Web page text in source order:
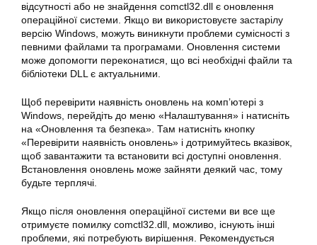
відсутності або не знайдення comctl32.dll є оновлення
операційної системи. Якщо ви використовуєте застарілу
версію Windows, можуть виникнути проблеми сумісності з
певними файлами та програмами. Оновлення системи
може допомогти переконатися, що всі необхідні файли та
бібліотеки DLL є актуальними.
Щоб перевірити наявність оновлень на комп’ютері з
Windows, перейдіть до меню «Налаштування» і натисніть
на «Оновлення та безпека». Там натисніть кнопку
«Перевірити наявність оновлень» і дотримуйтесь вказівок,
щоб завантажити та встановити всі доступні оновлення.
Встановлення оновлень може зайняти деякий час, тому
будьте терплячі.
Якщо після оновлення операційної системи ви все ще
отримуєте помилку comctl32.dll, можливо, існують інші
проблеми, які потребують вирішення. Рекомендується